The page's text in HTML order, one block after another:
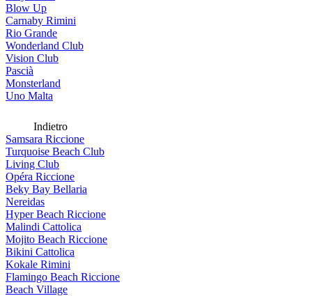
Blow Up
Carnaby Rimini
Rio Grande
Wonderland Club
Vision Club
Pascià
Monsterland
Uno Malta
Indietro
Samsara Riccione
Turquoise Beach Club
Living Club
Opéra Riccione
Beky Bay Bellaria
Nereidas
Hyper Beach Riccione
Malindi Cattolica
Mojito Beach Riccione
Bikini Cattolica
Kokale Rimini
Flamingo Beach Riccione
Beach Village